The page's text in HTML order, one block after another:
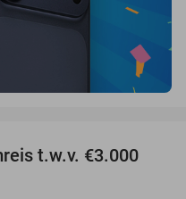
t.w.v. €3.000